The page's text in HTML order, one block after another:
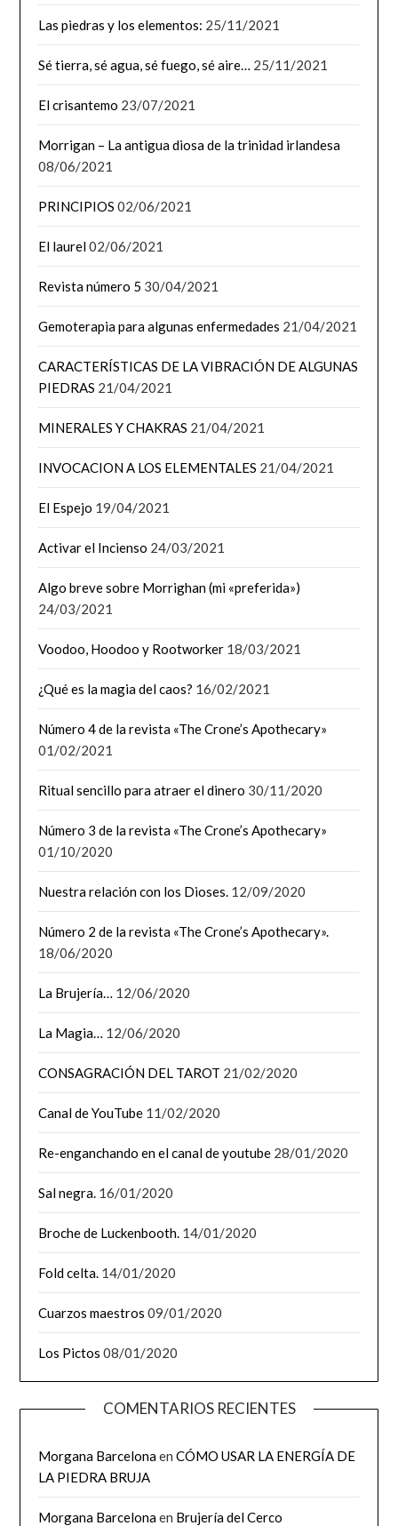
Las piedras y los elementos: 25/11/2021
Sé tierra, sé agua, sé fuego, sé aire… 25/11/2021
El crisantemo 23/07/2021
Morrigan – La antigua diosa de la trinidad irlandesa
08/06/2021
PRINCIPIOS 02/06/2021
El laurel02/06/2021
Revista número 5 30/04/2021
Gemoterapia para algunas enfermedades 21/04/2021
CARACTERÍSTICAS DE LA VIBRACIÓN DE ALGUNAS
PIEDRAS 21/04/2021
MINERALES Y CHAKRAS 21/04/2021
INVOCACION A LOS ELEMENTALES 21/04/2021
El Espejo 19/04/2021
Activar el Incienso 24/03/2021
Algo breve sobre Morrighan (mi «preferida»)
24/03/2021
Voodoo, Hoodoo y Rootworker 18/03/2021
¿Qué es la magia del caos? 16/02/2021
Número 4 de la revista «The Crone’s Apothecary»
01/02/2021
Ritual sencillo para atraer el dinero 30/11/2020
Número 3 de la revista «The Crone’s Apothecary»
01/10/2020
Nuestra relación con los Dioses. 12/09/2020
Número 2 de la revista «The Crone’s Apothecary».
18/06/2020
La Brujería… 12/06/2020
La Magia… 12/06/2020
CONSAGRACIÓN DEL TAROT 21/02/2020
Canal de YouTube 11/02/2020
Re-enganchando en el canal de youtube 28/01/2020
Sal negra. 16/01/2020
Broche de Luckenbooth. 14/01/2020
Fold celta. 14/01/2020
Cuarzos maestros 09/01/2020
Los Pictos 08/01/2020
COMENTARIOS RECIENTES
Morgana BarcelonaenCÓMO USAR LA ENERGÍA DE
LA PIEDRA BRUJA
Morgana Barcelonaen Brujería del Cerco